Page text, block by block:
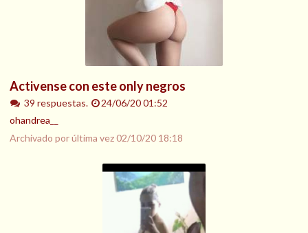
Activense con este only negros
39 respuestas.
24/06/20 01:52
ohandrea__
Archivado por última vez02/10/20 18:18